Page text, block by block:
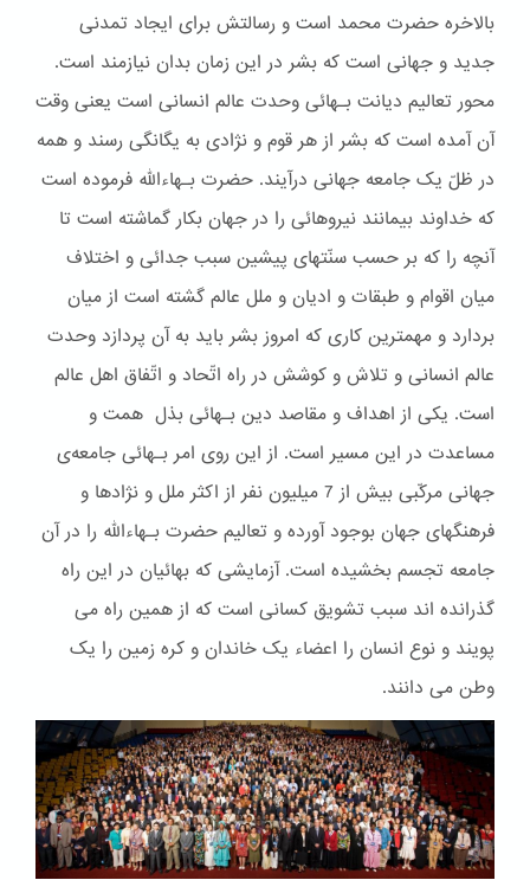
بالاخره حضرت محمد است و رسالتش برای ایجاد تمدنی
جدید و جهانی است که بشر در این زمان بدان نیازمند است.
محور تعالیم دیانت بـهائی وحدت عالم انسانی است یعنی وقت
آن آمده است که بشر از هر قوم و نژادی به یگانگی رسند و همه
در ظلّ یک جامعه جهانی درآیند. حضرت بـهاءالله فرموده است
که خداوند بیمانند نیروهائی را در جهان بکار گماشته است تا
آنچه را که بر حسب سنّتهای پیشین سبب جدائی و اختلاف
میان اقوام و طبقات و ادیان و ملل عالم گشته است از میان
بردارد و مهمترین کاری که امروز بشر باید به آن پردازد وحدت
عالم انسانی و تلاش و کوشش در راه اتّحاد و اتّفاق اهل عالم
است. یکی از اهداف و مقاصد دین بـهائی بذل همت و
مساعدت در این مسیر است. از این روی امر بـهائی جامعه‌ی
جهانی مرکّبی بیش از 7 میلیون نفر از اکثر ملل و نژادها و
فرهنگهای جهان بوجود آورده و تعالیم حضرت بـهاءالله را در آن
جامعه تجسم بخشیده است. آزمایشی که بهائیان در این راه
گذرانده اند سبب تشویق کسانی است که از همین راه می
پویند و نوع انسان را اعضاء یک خاندان و کره زمین را یک
وطن می دانند.